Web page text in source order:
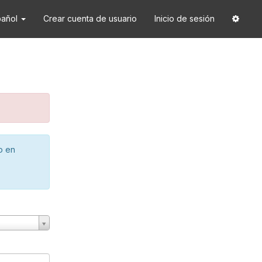
Crear cuenta de usuario Inicio de sesión
en